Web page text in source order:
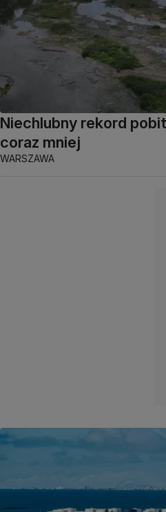
Niechlubny rekord
coraz mniej
WARSZAWA